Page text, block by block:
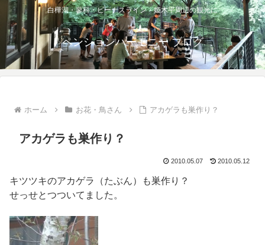
白樺湖・蓼科・ビーナスライン・姫木平周辺の観光に
ペンションハーモニー ブログ
ホーム お花・鳥さん アカゲラも巣作り？
アカゲラも巣作り？
2010.05.07 2010.05.12
キツツキのアカゲラ（たぶん）も巣作り？
せっせとつついてました。